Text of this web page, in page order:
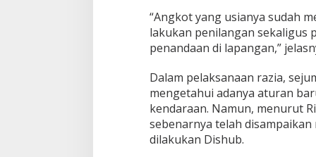
r
a
p
k
n
“Angkot yang usianya sudah
lakukan penilangan sekaligus
penandaan di lapangan,”
Dalam pelaksanaan razia,
mengetahui adanya aturan
kendaraan. Namun, menurut
sebenarnya telah
dilakukan Dishub.